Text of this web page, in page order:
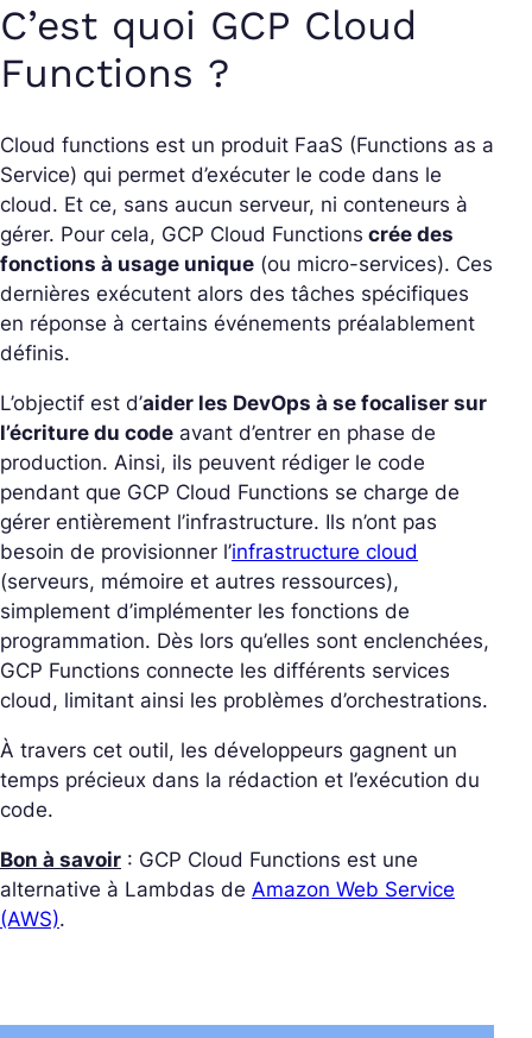
C’est quoi GCP Cloud
Functions ?
Cloud functions est un produit FaaS (Functions as a
Service) qui permet d’exécuter le code dans le
cloud. Et ce, sans aucun serveur, ni conteneurs à
gérer. Pour cela, GCP Cloud Functions crée des
fonctions à usage unique (ou micro-services). Ces
dernières exécutent alors des tâches spécifiques
en réponse à certains événements préalablement
définis.
L’objectif est d’aider les DevOps à se focaliser sur
l’écriture du code avant d’entrer en phase de
production. Ainsi, ils peuvent rédiger le code
pendant que GCP Cloud Functions se charge de
gérer entièrement l’infrastructure. Ils n’ont pas
besoin de provisionner l’infrastructure cloud
(serveurs, mémoire et autres ressources),
simplement d’implémenter les fonctions de
programmation. Dès lors qu’elles sont enclenchées,
GCP Functions connecte les différents services
cloud, limitant ainsi les problèmes d’orchestrations.
À travers cet outil, les développeurs gagnent un
temps précieux dans la rédaction et l’exécution du
code.
Bon à savoir : GCP Cloud Functions est une
alternative à Lambdas de Amazon Web Service
(AWS).